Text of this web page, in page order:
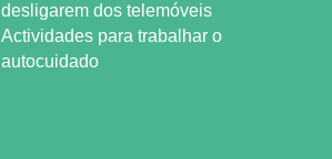
desligarem dos telemóveis
Actividades para trabalhar o
autocuidado